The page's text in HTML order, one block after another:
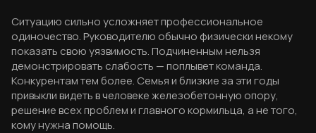
Ситуацию сильно усложняет профессиональное
одиночество. Руководителю обычно физически некому
показать свою уязвимость. Подчиненным нельзя
демонстрировать слабость — поплывет команда.
Конкурентам тем более. Семья и близкие за эти годы
привыкли видеть в человеке железобетонную опору,
решение всех проблем и главного кормильца, а не того,
кому нужна помощь.